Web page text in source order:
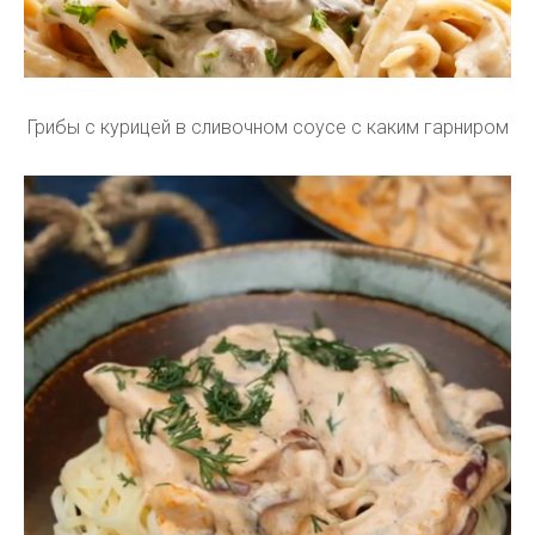
Грибы с курицей в сливочном соусе с каким гарниром